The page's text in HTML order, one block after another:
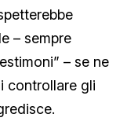
– sempre
– se ne
controllare gli